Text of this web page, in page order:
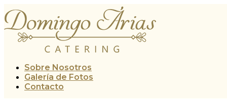
al
contenido
Sobre Nosotros
Galería de Fotos
Contacto